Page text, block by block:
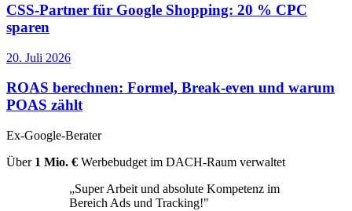
CSS-Partner für Google Shopping: 20 % CPC
sparen
20. Juli 2026
ROAS berechnen: Formel, Break-even und warum
POAS zählt
Ex-Google-Berater
Über 1 Mio. € Werbebudget im DACH-Raum verwaltet
„Super Arbeit und absolute Kompetenz im
Bereich Ads und Tracking!"